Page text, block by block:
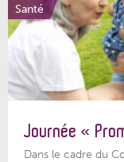
Santé
Journée «
Dans le cadre du